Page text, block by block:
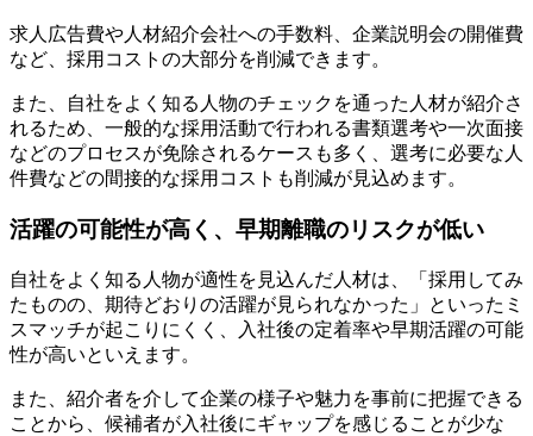
求人広告費や人材紹介会社への手数料、企業説明会の開催費
など、採用コストの大部分を削減できます。
また、自社をよく知る人物のチェックを通った人材が紹介さ
れるため、一般的な採用活動で行われる書類選考や一次面接
などのプロセスが免除されるケースも多く、選考に必要な人
件費などの間接的な採用コストも削減が見込めます。
活躍の可能性が高く、早期離職のリスクが低い
自社をよく知る人物が適性を見込んだ人材は、「採用してみ
たものの、期待どおりの活躍が見られなかった」といったミ
スマッチが起こりにくく、入社後の定着率や早期活躍の可能
性が高いといえます。
また、紹介者を介して企業の様子や魅力を事前に把握できる
ことから、候補者が入社後にギャップを感じることが少な